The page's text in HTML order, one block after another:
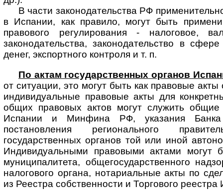
В части законодательства РФ
в Испании, как правило, могут быть
правового регулирования - налоговое,
законодательства, законодательство в
денег, экспортного контроля и т. п.
По актам государственных органов
от ситуации, это могут быть как правовые
индивидуальные правовые акты для
общих правовых актов могут служить
Испании и Минфина РФ, указания
постановления регионального
государственных органов той или иной
Индивидуальными правовыми актами могут
муниципалитета, общегосударственного
налогового органа, нотариальные акты по
из Реестра собственности и Торгового реестра